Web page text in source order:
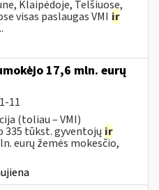
Klaipėdoje, Telšiuose,
visas paslaugas VMI ir
17,6 mln. eurų
11
(toliau – VMI)
335 tūkst. gyventojų ir
eurų žemės mokesčio,